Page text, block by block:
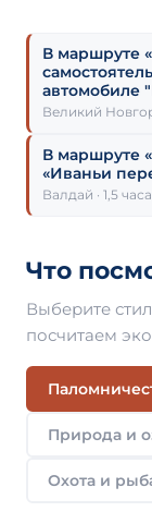
В маршруте
автомобиле
Великий
В маршруте
«Иваньи
Валдай · 1,5 часа
Что
Выберите
посчитаем
Природа и
Охота и